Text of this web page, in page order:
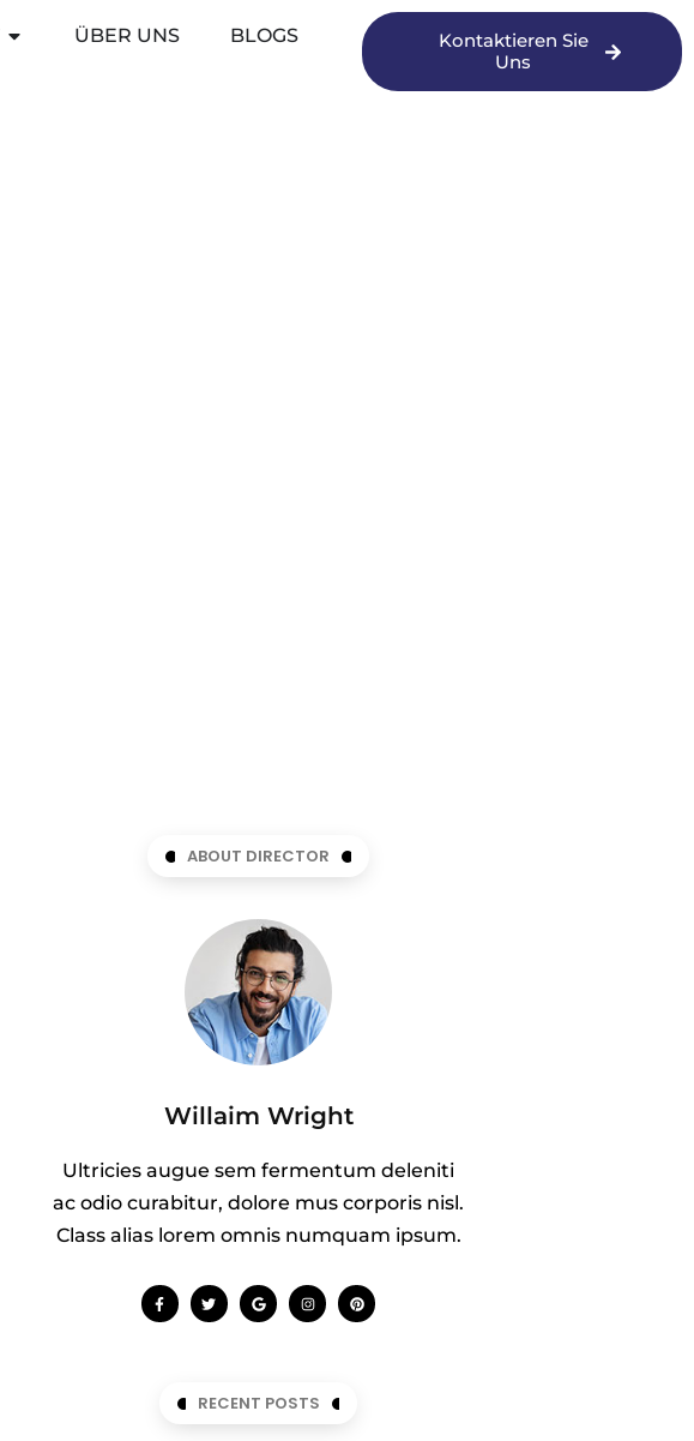
ÜBER UNS BLOGS
Kontaktieren Sie
Uns
ABOUT DIRECTOR
Willaim Wright
Ultricies augue sem fermentum deleniti
ac odio curabitur, dolore mus corporis nisl.
Class alias lorem omnis numquam ipsum.
RECENT POSTS